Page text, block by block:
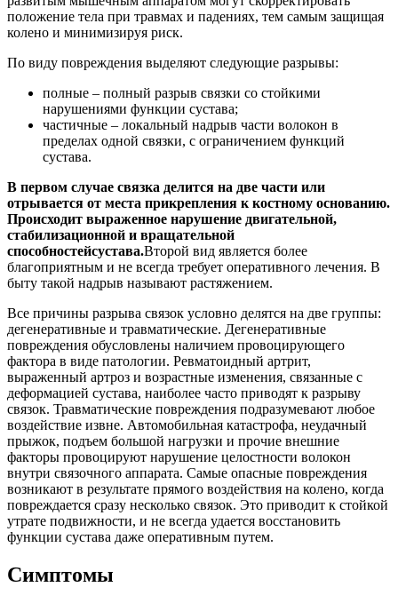
положение тела при травмах и падениях, тем самым защищая
колено и минимизируя риск.
По виду повреждения выделяют следующие разрывы:
полные – полный разрыв связки со стойкими
нарушениями функции сустава;
частичные – локальный надрыв части волокон в
пределах одной связки, с ограничением функций
сустава.
В первом случае связка делится на две части или
отрывается от места прикрепления к костному основанию.
Происходит выраженное нарушение двигательной,
стабилизационной и вращательной
способностейсустава.Второй вид является более
благоприятным и не всегда требует оперативного лечения. В
быту такой надрыв называют растяжением.
Все причины разрыва связок условно делятся на две группы:
дегенеративные и травматические. Дегенеративные
повреждения обусловлены наличием провоцирующего
фактора в виде патологии. Ревматоидный артрит,
выраженный артроз и возрастные изменения, связанные с
деформацией сустава, наиболее часто приводят к разрыву
связок. Травматические повреждения подразумевают любое
воздействие извне. Автомобильная катастрофа, неудачный
прыжок, подъем большой нагрузки и прочие внешние
факторы провоцируют нарушение целостности волокон
внутри связочного аппарата. Самые опасные повреждения
возникают в результате прямого воздействия на колено, когда
повреждается сразу несколько связок. Это приводит к стойкой
утрате подвижности, и не всегда удается восстановить
функции сустава даже оперативным путем.
Симптомы